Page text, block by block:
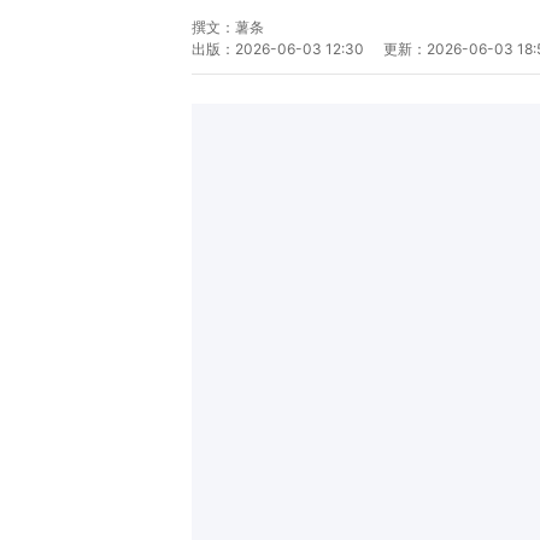
撰文： 薯条
出版： 2026-06-03 12:30 更新： 2026-06-03